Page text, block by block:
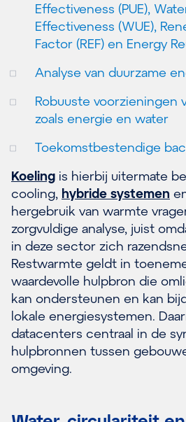
Effectiveness (PUE),
Effectiveness (WUE),
Factor (REF) en Energy
Analyse van duurzame
Robuuste voorzieningen
zoals energie en water
Toekomstbestendige
Koeling is hierbij uitermate
cooling, hybride systemen
hergebruik van warmte
zorgvuldige analyse, juist
in deze sector zich
Restwarmte geldt in
waardevolle hulpbron die
kan ondersteunen en kan
lokale energiesystemen.
datacenters centraal in de
hulpbronnen tussen
omgeving.